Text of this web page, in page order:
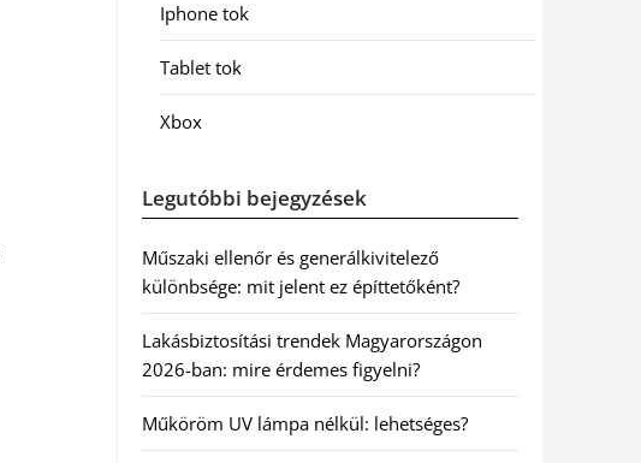
Iphone tok
Tablet tok
Xbox
Legutóbbi bejegyzések
Műszaki ellenőr és generálkivitelező
különbsége: mit jelent ez építtetőként?
Lakásbiztosítási trendek Magyarországon
2026-ban: mire érdemes figyelni?
Műköröm UV lámpa nélkül: lehetséges?